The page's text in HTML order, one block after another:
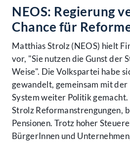
NEOS: Regierung
Chance für
Matthias Strolz (NEOS) hielt
vor, "Sie nutzen die Gunst der
Weise". Die Volkspartei habe
gewandelt, gemeinsam mit
System weiter Politik
Strolz Reformanstrengungen,
Pensionen. Trotz hoher
BürgerInnen und